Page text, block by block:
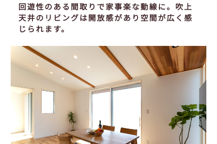
回遊性のある間取りで家事楽な動線に。吹上
天井のリビングは開放感があり空間が広く感
じられます。